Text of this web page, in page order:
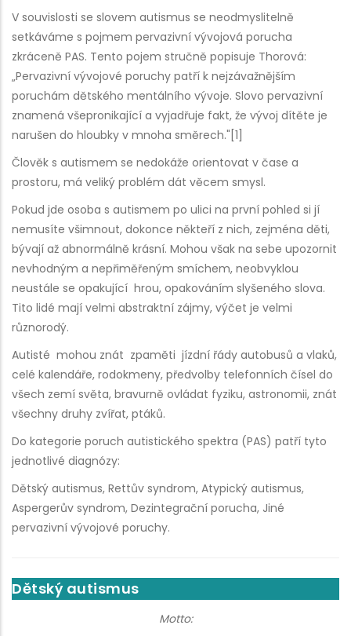
V souvislosti se slovem autismus se neodmyslitelně
setkáváme s pojmem pervazivní vývojová porucha
zkráceně PAS. Tento pojem stručně popisuje Thorová:
„Pervazivní vývojové poruchy patří k nejzávažnějším
poruchám dětského mentálního vývoje. Slovo pervazivní
znamená všepronikající a vyjadřuje fakt, že vývoj dítěte je
narušen do hloubky v mnoha směrech."[1]
Člověk s autismem se nedokáže orientovat v čase a
prostoru, má veliký problém dát věcem smysl.
Pokud jde osoba s autismem po ulici na první pohled si jí
nemusíte všimnout, dokonce někteří z nich, zejména děti,
bývají až abnormálně krásní. Mohou však na sebe upozornit
nevhodným a nepřiměřeným smíchem, neobvyklou
neustále se opakující hrou, opakováním slyšeného slova.
Tito lidé mají velmi abstraktní zájmy, výčet je velmi
různorodý.
Autisté mohou znát zpaměti jízdní řády autobusů a vlaků,
celé kalendáře, rodokmeny, předvolby telefonních čísel do
všech zemí světa, bravurně ovládat fyziku, astronomii, znát
všechny druhy zvířat, ptáků.
Do kategorie poruch autistického spektra (PAS) patří tyto
jednotlivé diagnózy:
Dětský autismus, Rettův syndrom, Atypický autismus,
Aspergerův syndrom, Dezintegrační porucha, Jiné
pervazivní vývojové poruchy.
Dětský autismus
Motto: